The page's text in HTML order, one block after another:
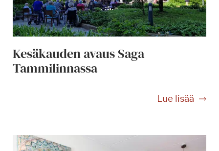
Kesäkauden avaus Saga
Tammilinnassa
Lue lisää
K
ä